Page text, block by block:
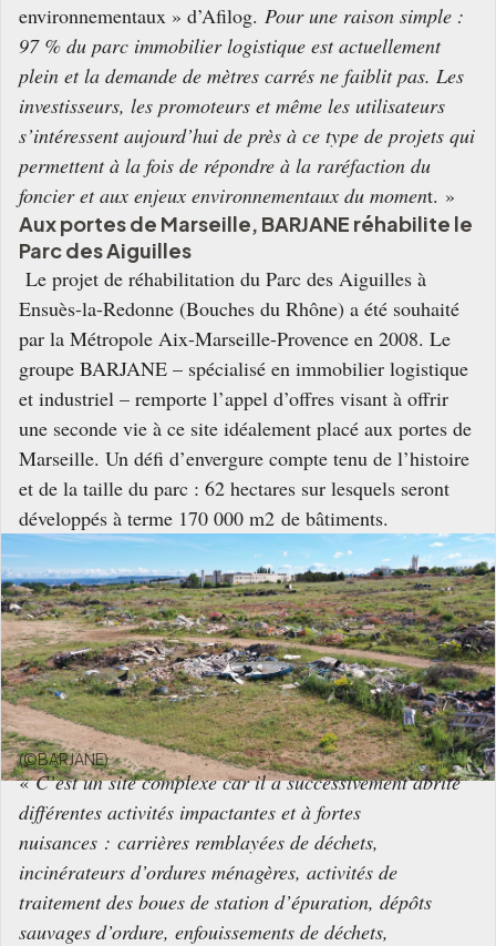
environnementaux » d’Afilog. Pour une raison simple :
97 % du parc immobilier logistique est actuellement
plein et la demande de mètres carrés ne faiblit pas. Les
investisseurs, les promoteurs et même les utilisateurs
s’intéressent aujourd’hui de près à ce type de projets qui
permettent à la fois de répondre à la raréfaction du
foncier et aux enjeux environnementaux du moment. »
Aux portes de Marseille, BARJANE réhabilite le
Parc des Aiguilles
Le projet de réhabilitation du Parc des Aiguilles à
Ensuès-la-Redonne (Bouches du Rhône) a été souhaité
par la Métropole Aix-Marseille-Provence en 2008. Le
groupe BARJANE – spécialisé en immobilier logistique
et industriel – remporte l’appel d’offres visant à offrir
une seconde vie à ce site idéalement placé aux portes de
Marseille. Un défi d’envergure compte tenu de l’histoire
et de la taille du parc : 62 hectares sur lesquels seront
développés à terme 170 000 m2 de bâtiments.
(©BARJANE)
«C’est un site complexe car il a successivement abrité
différentes activités impactantes et à fortes
nuisances : carrières remblayées de déchets,
incinérateurs d’ordures ménagères, activités de
traitement des boues de station d’épuration, dépôts
sauvages d’ordure, enfouissements de déchets,